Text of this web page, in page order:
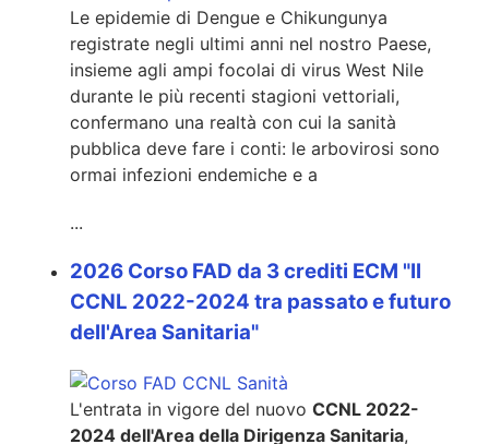
Le epidemie di Dengue e Chikungunya
registrate negli ultimi anni nel nostro Paese,
insieme agli ampi focolai di virus West Nile
durante le più recenti stagioni vettoriali,
confermano una realtà con cui la sanità
pubblica deve fare i conti: le arbovirosi sono
ormai infezioni endemiche e a
...
2026 Corso FAD da 3 crediti ECM "Il
CCNL 2022-2024 tra passato e futuro
dell'Area Sanitaria"
L'entrata in vigore del nuovo CCNL 2022-
2024 dell'Area della Dirigenza Sanitaria,